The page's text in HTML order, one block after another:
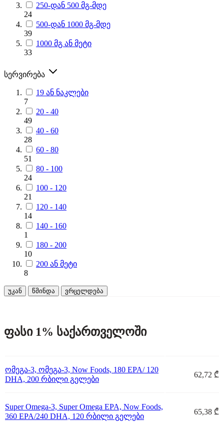
250-დან 500 მგ-მდე
24
500-დან 1000 მგ-მდე
39
1000 მგ ან მეტი
33
სერვირება
19 ან ნაკლები
7
20 - 40
49
40 - 60
28
60 - 80
51
80 - 100
24
100 - 120
21
120 - 140
14
140 - 160
1
180 - 200
10
200 ან მეტი
8
უკან წმინდა ვრცელდება
ფასი 1% საქართველოში
ომეგა-3, ომეგა-3, Now Foods, 180 EPA/ 120
DHA, 200 რბილი გელები
62,72 ₾
Super Omega-3, Super Omega EPA, Now Foods,
360 EPA/240 DHA, 120 რბილი გელები
65,38 ₾